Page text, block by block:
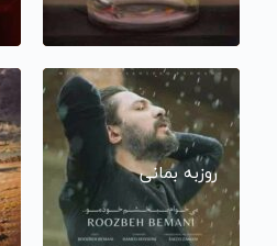
روزبه بمانی